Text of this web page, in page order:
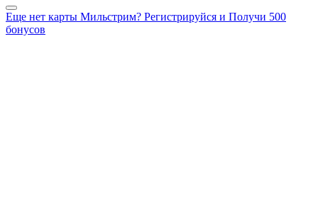
Еще нет карты Мильстрим? Регистрируйся и Получи 500
бонусов